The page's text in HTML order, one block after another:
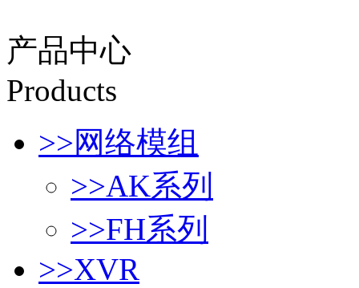
产品中心
Products
>>网络模组
>>AK系列
>>FH系列
>>XVR